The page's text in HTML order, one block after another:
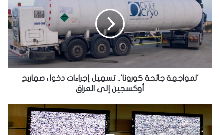
كورونا'..
تسهيل
إجراءات
دخول
صهاريج
العراق'لمواجهة جائحة كورونا'.. تسهيل إجراءات دخول صهاريج
أوكسجين إلى العراق
ظروف
غامضة'..